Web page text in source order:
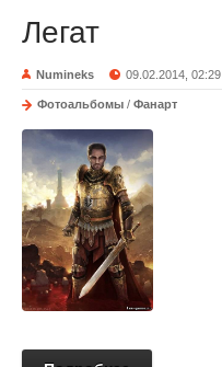
Легат
Numineks 09.02.2014, 02:29
Фотоальбомы / Фанарт